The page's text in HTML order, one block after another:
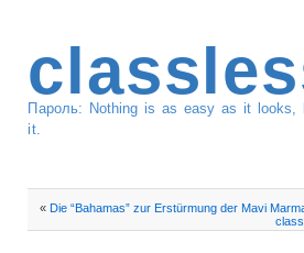
Пароль: Nothing is as easy as it
it.
«Die “Bahamas” zur Erstürmung der Mavi